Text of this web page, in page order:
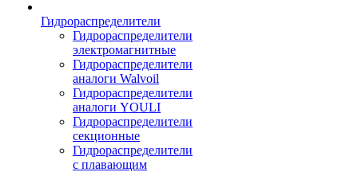
Гидрораспределители
Гидрораспределители
электромагнитные
Гидрораспределители
аналоги Walvoil
Гидрораспределители
аналоги YOULI
Гидрораспределители
секционные
Гидрораспределители
с плавающим